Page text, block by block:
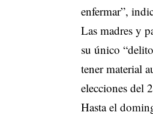
enfermar”,
Las madres y
su único
tener material
elecciones del
Hasta el